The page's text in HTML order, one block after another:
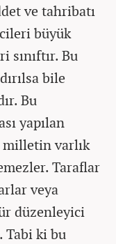
ve tahribatı
büyük
sınıftır. Bu
bile
Bu
yapılan
milletin varlık
Taraflar
veya
düzenleyici
ki bu